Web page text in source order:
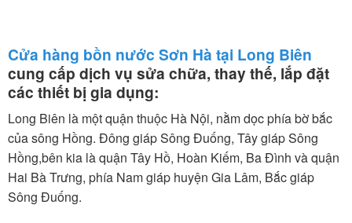
Cửa hàng bồn nước Sơn Hà tại Long Biên
cung cấp dịch vụ sửa chữa, thay thế, lắp đặt
các thiết bị gia dụng:
Long Biên là một quận thuộc Hà Nội, nằm dọc phía bờ bắc
của sông Hồng. Đông giáp Sông Đuống, Tây giáp Sông
Hồng,bên kia là quận Tây Hồ, Hoàn Kiếm, Ba Đình và quận
Hai Bà Trưng, phía Nam giáp huyện Gia Lâm, Bắc giáp
Sông Đuống.